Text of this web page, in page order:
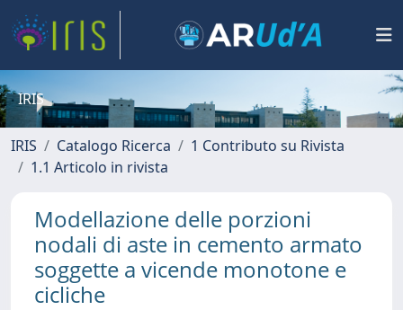
IRIS
IRIS Catalogo Ricerca
1 Contributo su Rivista
1.1 Articolo in rivista
Modellazione delle porzioni
nodali di aste in cemento armato
soggette a vicende monotone e
cicliche